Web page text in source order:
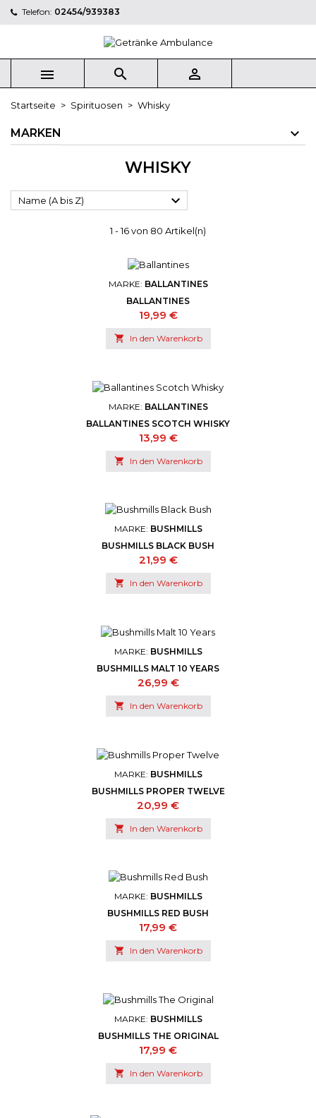
Telefon: 02454/939383
  
Startseite Spirituosen Whisky
MARKEN
WHISKY
Name (A bis Z) 
1 - 16 von 80 Artikel(n)
MARKE: BALLANTINES
BALLANTINES
Preis
19,99 €
 In den Warenkorb
MARKE: BALLANTINES
BALLANTINES SCOTCH WHISKY
Preis
13,99 €
 In den Warenkorb
MARKE: BUSHMILLS
BUSHMILLS BLACK BUSH
Preis
21,99 €
 In den Warenkorb
MARKE: BUSHMILLS
BUSHMILLS MALT 10 YEARS
Preis
26,99 €
 In den Warenkorb
MARKE: BUSHMILLS
BUSHMILLS PROPER TWELVE
Preis
20,99 €
 In den Warenkorb
MARKE: BUSHMILLS
BUSHMILLS RED BUSH
Preis
17,99 €
 In den Warenkorb
MARKE: BUSHMILLS
BUSHMILLS THE ORIGINAL
Preis
17,99 €
 In den Warenkorb